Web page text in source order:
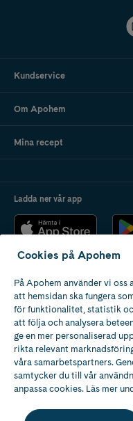
Kundservice
Om Apohem
Mina recept
Ladda ner vår app
Apotek med tillstånd
av Läkemedelsverket
Cookies på Apohem
På Apohem använder vi
att hemsidan ska fungera
för funktionalitet, statistik
att följa och analysera
ge en mer personaliserad
rikta relevant
våra samarbetspartners.
samtycker du till vår
anpassa cookies. Läs mer